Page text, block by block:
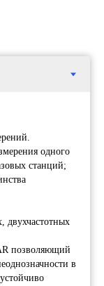
одного
станций;
двухчастотных
позволяющий
в